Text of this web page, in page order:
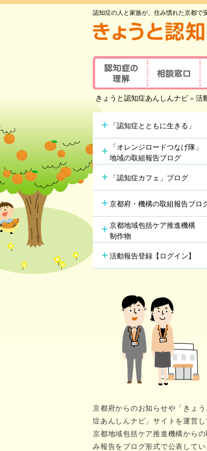
認知症の人と家族が、住み慣れた京都で
認知症の理解
認知症とは
主な原因疾患
症状と対応方法
セルフチェックシート
相談窓口
京都府認知症
事業所
地域包括支援セン
認知症の方やその
認知症初期集中支
チーム
認知症高齢者等
行方不明時の早期
若年性認知症支援
（おれんじブリッ
きょうと認知症あんしんナビ » 活
「認知症とともに生きる」
「オレンジロードつなげ隊」
地域の取組報告ブログ
「認知症カフェ」ブログ
京都府・機構の取組報告ブロ
京都地域包括ケア推進機構
制作物
活動報告登録【ログイン】
京都府からのお知らせや「きょう
症あんしんナビ」サイトを運営し
京都地域包括ケア推進機構からの
み報告をブログ形式で公表してい